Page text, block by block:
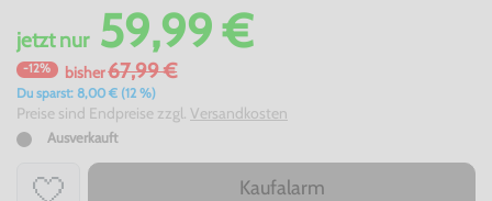
jetztnur59,99 €
-12% bisher67,99 €
Du sparst: 8,00 € (12 %)
Preise sind Endpreise zzgl. Versandkosten
Ausverkauft
Kaufalarm